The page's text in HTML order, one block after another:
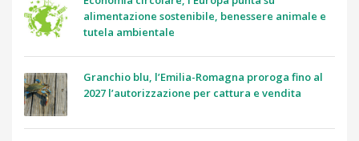
alimentazione sostenibile, benessere animale e
tutela ambientale
Granchio blu, l’Emilia-Romagna proroga fino al
2027 l’autorizzazione per cattura e vendita